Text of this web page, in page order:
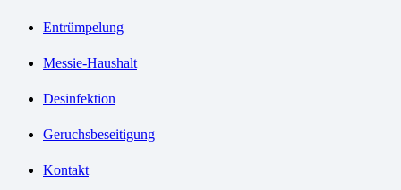
Entrümpelung
Messie-Haushalt
Desinfektion
Geruchsbeseitigung
Kontakt